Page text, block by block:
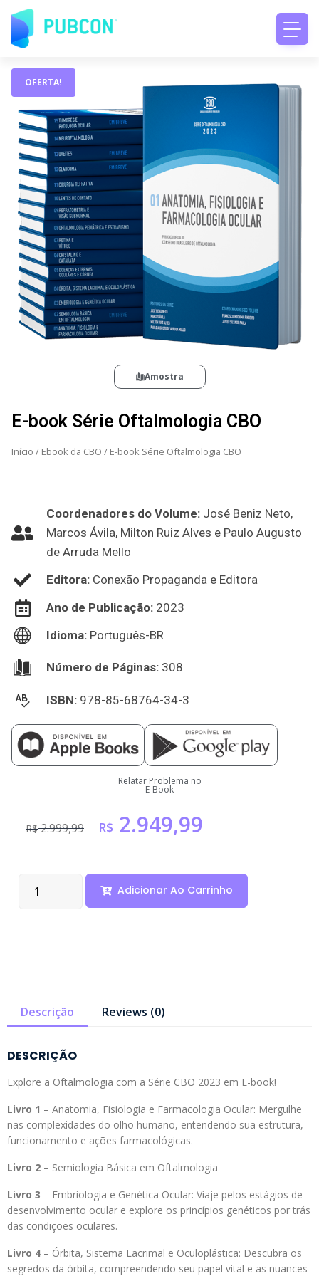
OFERTA!
Amostra
E-book Série Oftalmologia CBO
Início / Ebook da CBO / E-book Série Oftalmologia CBO
Coordenadores do Volume: José Beniz Neto,
Marcos Ávila, Milton Ruiz Alves e Paulo Augusto
de Arruda Mello
Editora: Conexão Propaganda e Editora
Ano de Publicação: 2023
Idioma: Português-BR
Número de Páginas: 308
ISBN: 978-85-68764-34-3
Relatar Problema no
E-Book
R$2.999,99 R$ 2.949,99
Adicionar Ao Carrinho
Descrição Reviews (0)
DESCRIÇÃO
Explore a Oftalmologia com a Série CBO 2023 em E-book!
Livro 1 – Anatomia, Fisiologia e Farmacologia Ocular: Mergulhe
nas complexidades do olho humano, entendendo sua estrutura,
funcionamento e ações farmacológicas.
Livro 2 – Semiologia Básica em Oftalmologia
Livro 3 – Embriologia e Genética Ocular: Viaje pelos estágios de
desenvolvimento ocular e explore os princípios genéticos por trás
das condições oculares.
Livro 4– Órbita, Sistema Lacrimal e Oculoplástica: Descubra os
segredos da órbita, compreendendo seu papel vital e as nuances